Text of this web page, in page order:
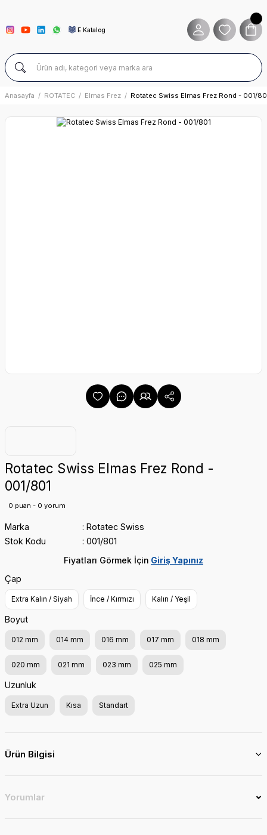
E Katalog
Anasayfa ROTATEC Elmas Frez Rotatec Swiss Elmas Frez Rond - 001/
Rotatec Swiss Elmas Frez Rond -
001/801
0 puan - 0 yorum
Marka
Rotatec Swiss
Stok Kodu
001/801
Fiyatları Görmek İçin Giriş Yapınız
Çap
Extra Kalın / Siyah İnce / Kırmızı Kalın / Yeşil
Boyut
012 mm 014 mm 016 mm 017 mm 018 mm
020 mm 021 mm 023 mm 025 mm
Uzunluk
Extra Uzun Kısa Standart
Ürün Bilgisi
Yorumlar